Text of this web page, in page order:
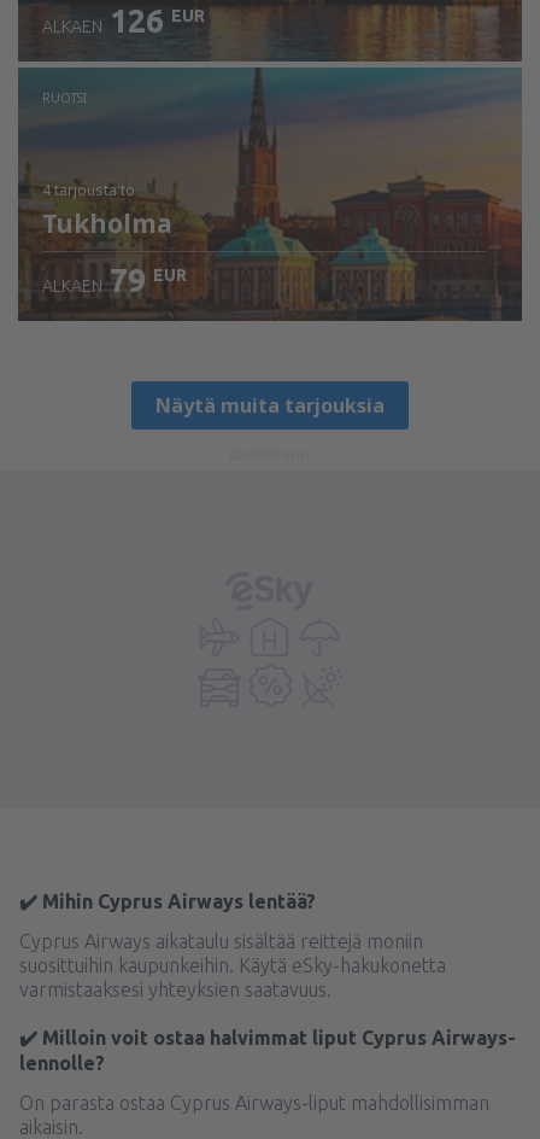
ALKAEN 126 EUR
RUOTSI
4 tarjoustato
Tukholma
ALKAEN 79 EUR
Näytä muita tarjouksia
✔️ Mihin Cyprus Airways lentää?
Cyprus Airways aikataulu sisältää reittejä moniin
suosittuihin kaupunkeihin. Käytä eSky-hakukonetta
varmistaaksesi yhteyksien saatavuus.
✔️ Milloin voit ostaa halvimmat liput Cyprus Airways-
lennolle?
On parasta ostaa Cyprus Airways-liput mahdollisimman
aikaisin.